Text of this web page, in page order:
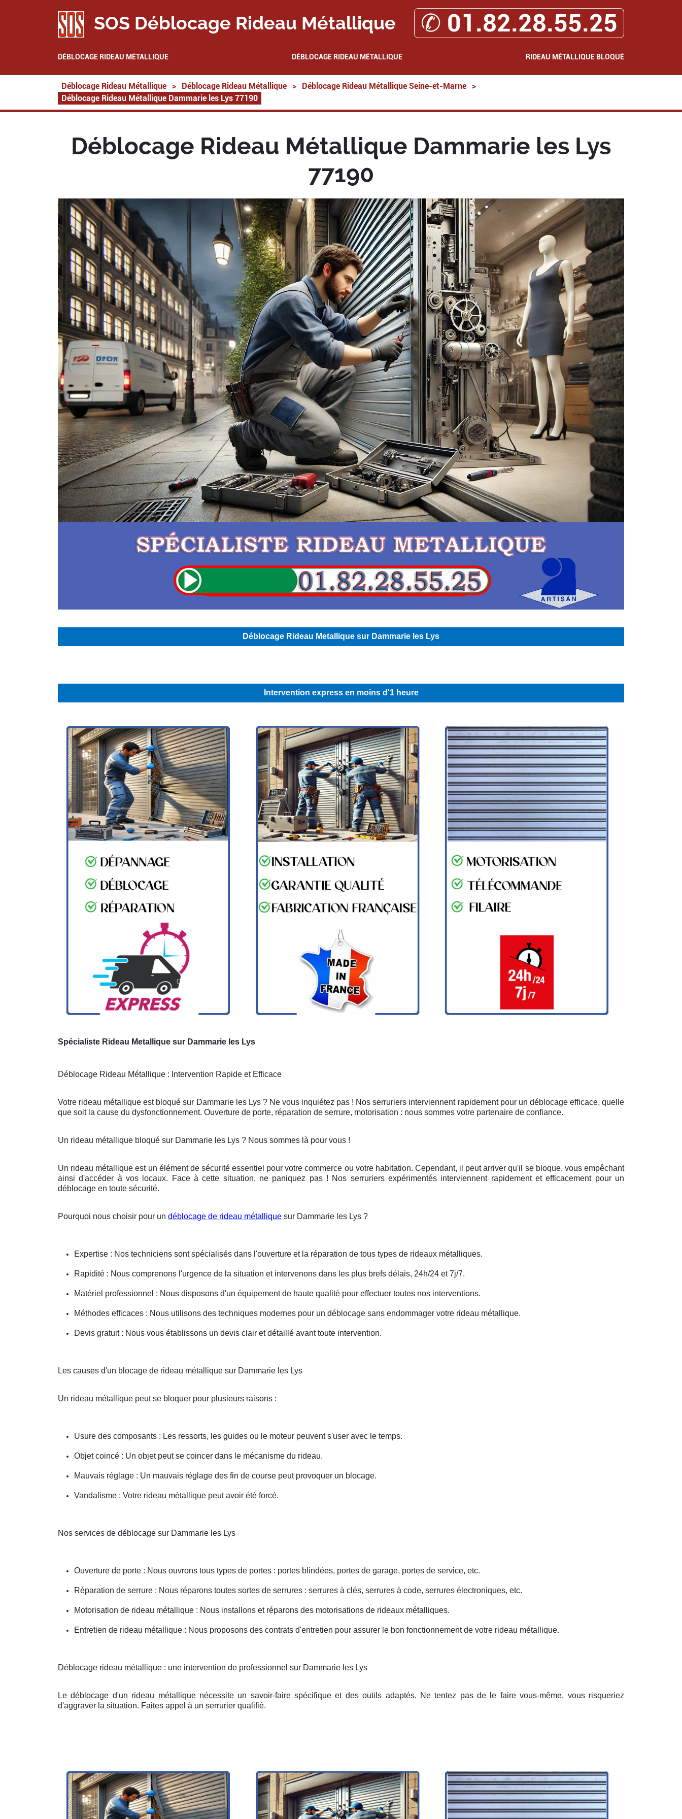
SOS Déblocage Rideau Métallique ✆ 01.82.28.55.25
DÉBLOCAGE RIDEAU MÉTALLIQUE DÉBLOCAGE RIDEAU MÉTALLIQUE RIDEAU MÉTALLIQUE BLOQUÉ
Déblocage Rideau Métallique > Déblocage Rideau Métallique > Déblocage Rideau Métallique Seine-et-Marne
>
Déblocage Rideau Métallique Dammarie les Lys 77190
Déblocage Rideau Métallique Dammarie les Lys
77190
Déblocage Rideau Metallique sur Dammarie les Lys
Intervention express en moins d'1 heure
Spécialiste Rideau Metallique sur Dammarie les Lys
Déblocage Rideau Métallique : Intervention Rapide et Efficace
Votre rideau métallique est bloqué sur Dammarie les Lys ? Ne vous inquiétez pas ! Nos serruriers interviennent rapidement pour un déblocage efficace, quelle
que soit la cause du dysfonctionnement. Ouverture de porte, réparation de serrure, motorisation : nous sommes votre partenaire de confiance.
Un rideau métallique bloqué sur Dammarie les Lys ? Nous sommes là pour vous !
Un rideau métallique est un élément de sécurité essentiel pour votre commerce ou votre habitation. Cependant, il peut arriver qu'il se bloque, vous empêchant
ainsi d'accéder à vos locaux. Face à cette situation, ne paniquez pas ! Nos serruriers expérimentés interviennent rapidement et efficacement pour un
déblocage en toute sécurité.
Pourquoi nous choisir pour un déblocage de rideau métallique sur Dammarie les Lys ?
Expertise : Nos techniciens sont spécialisés dans l'ouverture et la réparation de tous types de rideaux métalliques.
Rapidité : Nous comprenons l'urgence de la situation et intervenons dans les plus brefs délais, 24h/24 et 7j/7.
Matériel professionnel : Nous disposons d'un équipement de haute qualité pour effectuer toutes nos interventions.
Méthodes efficaces : Nous utilisons des techniques modernes pour un déblocage sans endommager votre rideau métallique.
Devis gratuit : Nous vous établissons un devis clair et détaillé avant toute intervention.
Les causes d'un blocage de rideau métallique sur Dammarie les Lys
Un rideau métallique peut se bloquer pour plusieurs raisons :
Usure des composants : Les ressorts, les guides ou le moteur peuvent s'user avec le temps.
Objet coincé : Un objet peut se coincer dans le mécanisme du rideau.
Mauvais réglage : Un mauvais réglage des fin de course peut provoquer un blocage.
Vandalisme : Votre rideau métallique peut avoir été forcé.
Nos services de déblocage sur Dammarie les Lys
Ouverture de porte : Nous ouvrons tous types de portes : portes blindées, portes de garage, portes de service, etc.
Réparation de serrure : Nous réparons toutes sortes de serrures : serrures à clés, serrures à code, serrures électroniques, etc.
Motorisation de rideau métallique : Nous installons et réparons des motorisations de rideaux métalliques.
Entretien de rideau métallique : Nous proposons des contrats d'entretien pour assurer le bon fonctionnement de votre rideau métallique.
Déblocage rideau métallique : une intervention de professionnel sur Dammarie les Lys
Le déblocage d'un rideau métallique nécessite un savoir-faire spécifique et des outils adaptés. Ne tentez pas de le faire vous-même, vous risqueriez
d'aggraver la situation. Faites appel à un serrurier qualifié.